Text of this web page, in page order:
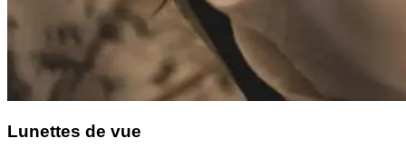
Lunettes de vue